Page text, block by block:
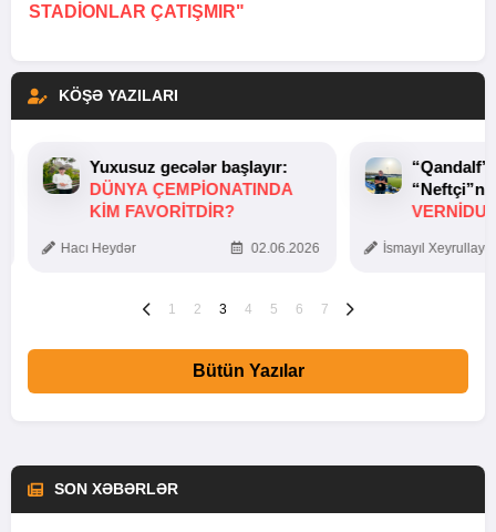
STADIONLAR ÇATIŞMIR"
KÖŞƏ YAZILARI
Yuxusuz gecələr başlayır:
DÜNYA ÇEMPIONATINDA
KIM FAVORITDIR?
Hacı Heydər 02.06.2026 İsmayıl
1 2 3 4 5 6 7
Bütün Yazılar
SON XƏBƏRLƏR